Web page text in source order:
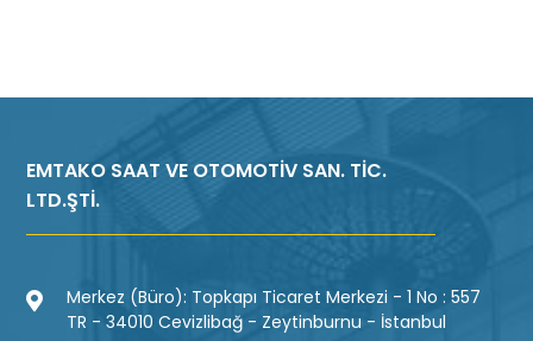
EMTAKO SAAT VE OTOMOTİV SAN. TİC.
LTD.ŞTİ.
Merkez (Büro): Topkapı Ticaret Merkezi - 1 No : 557
TR - 34010 Cevizlibağ - Zeytinburnu - İstanbul